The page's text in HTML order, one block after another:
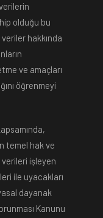
olduğu bu
hakkında
ve amaçları
öğrenmeyi
temel hak ve
işleyen
ile uyacakları
dayanak
Kanunu